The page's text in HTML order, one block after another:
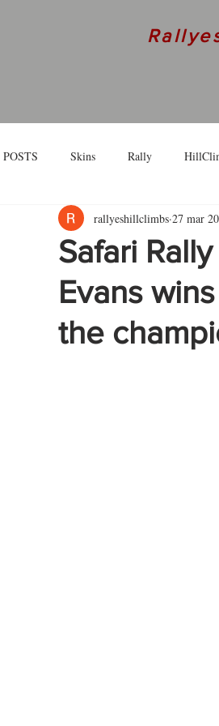
Skins Rally
Interview
Safari
Evans
the
rallyeshillclimbs 27 mar